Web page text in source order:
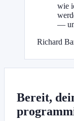
wie
—
Richard
Bereit,